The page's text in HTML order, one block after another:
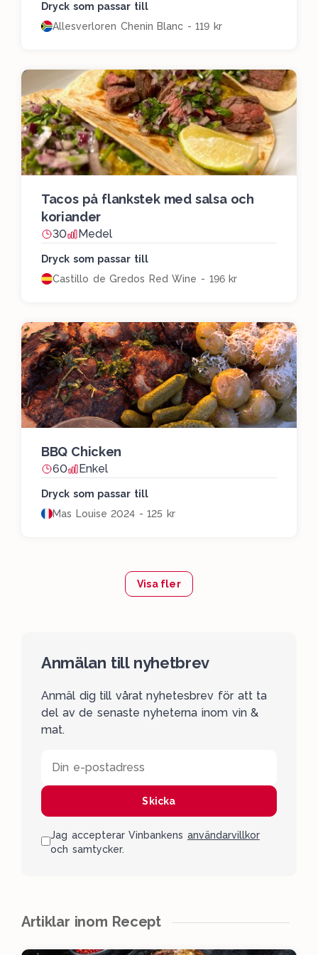
Dryck som passar till
Allesverloren Chenin Blanc - 119 kr
Tacos på flankstek med salsa och
koriander
30 Medel
Dryck som passar till
Castillo de Gredos Red Wine - 196 kr
BBQ Chicken
60 Enkel
Dryck som passar till
Mas Louise 2024 - 125 kr
Visa fler
Anmälan till nyhetbrev
Anmäl dig till vårat nyhetesbrev för att ta
del av de senaste nyheterna inom vin &
mat.
Din e-postadress
Skicka
Jag accepterar Vinbankens användarvillkor
och samtycker.
Artiklar inom Recept